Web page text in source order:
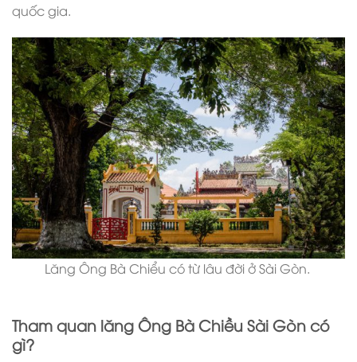
quốc gia.
Lăng Ông Bà Chiểu có từ lâu đời ở Sài Gòn.
Tham quan lăng Ông Bà Chiều Sài Gòn có
gì?